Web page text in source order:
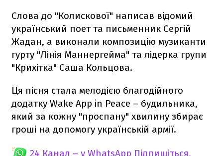
Слова до "Колискової" написав відомий
український поет та письменник Сергій
Жадан, а виконали композицію музиканти
гурту "Лінія Маннергейма" та лідерка групи
"Крихітка" Саша Кольцова.
Ця пісня стала мелодією благодійного
додатку Wake App in Peace – будильника,
який за кожну "проспану" хвилину збирає
гроші на допомогу українській армії.
24 Канал – у WhatsApp Підпишіться,